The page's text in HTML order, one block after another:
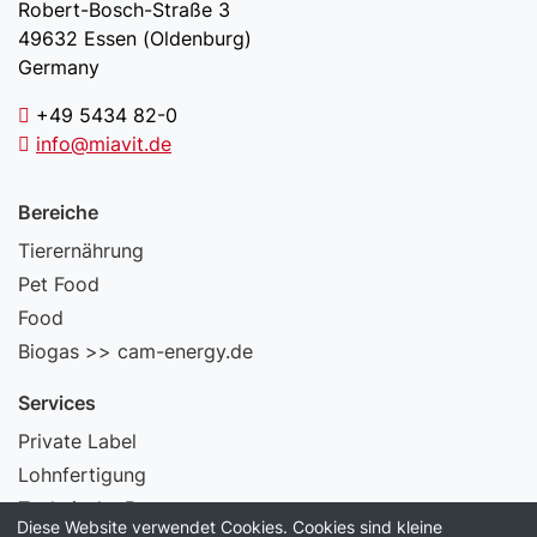
Robert-Bosch-Straße 3
49632 Essen (Oldenburg)
Germany
+49 5434 82-0
info@miavit.de
Bereiche
Tierernährung
Pet Food
Food
Biogas >> cam-energy.de
Services
Private Label
Lohnfertigung
Technische Beratung
Diese Website verwendet Cookies. Cookies sind kleine